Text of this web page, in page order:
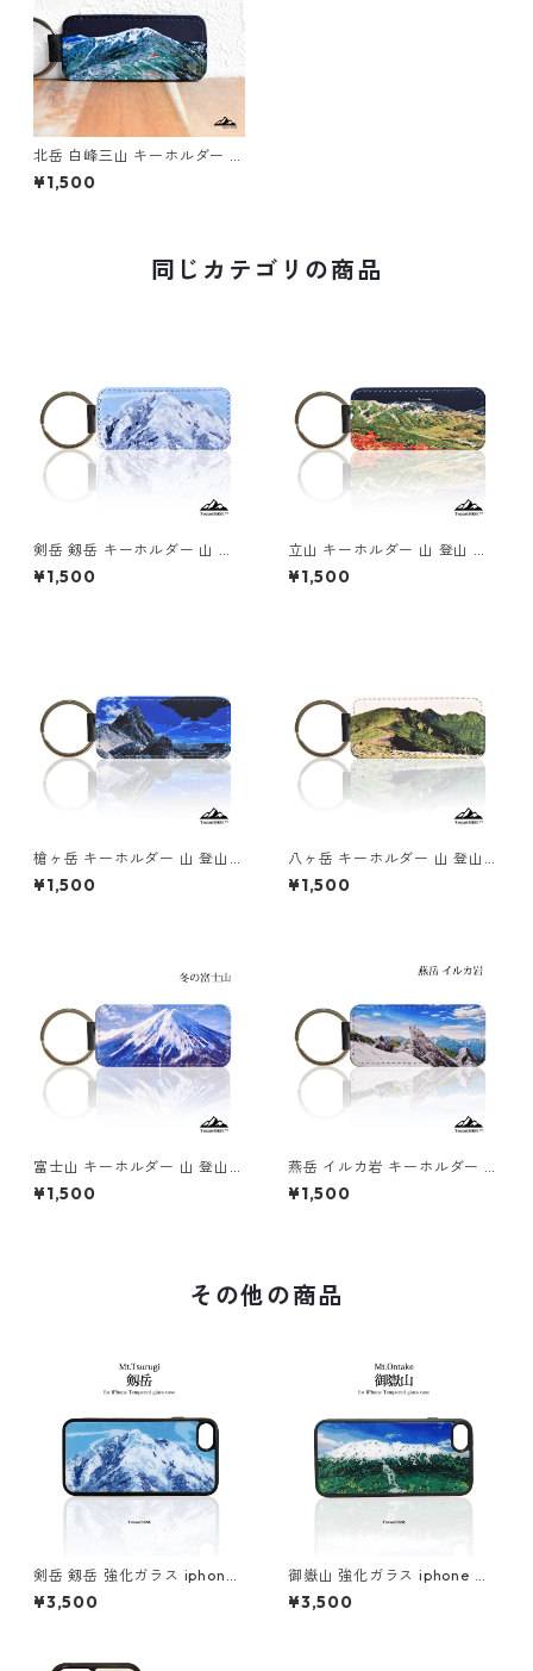
北岳 白峰三山 キーホルダー 山
登山
¥1,500
同じカテゴリの商品
剣岳 剱岳 キーホルダー 山 登
山 アウトドア
¥1,500
立山 キーホルダー 山 登山 ア
ウトドア 紅葉
¥1,500
槍ヶ岳 キーホルダー 山 登山
アウトドア 北アルプス
¥1,500
八ヶ岳 キーホルダー 山 登山
アウトドア 南八ヶ岳 硫黄岳
¥1,500
富士山 キーホルダー 山 登山
アウトドア 冬 雪
¥1,500
燕岳 イルカ岩 キーホルダー 山
登山 アウトドア
¥1,500
その他の商品
剣岳 剱岳 強化ガラス iphone
スマホケース スマホカバーア
ウトドア 登山 山 北アルプス
¥3,500
御嶽山 強化ガラス iphone ス
マホケース スマホカバー登山
山 アウトドア 北アルプス
¥3,500